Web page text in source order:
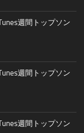
週間トップソン
週間トップソン
週間トップソン